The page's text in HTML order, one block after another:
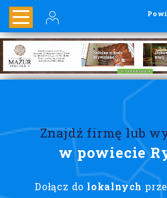
Znajdź firmę lub
w powiecie
Dołącz do lokalnych